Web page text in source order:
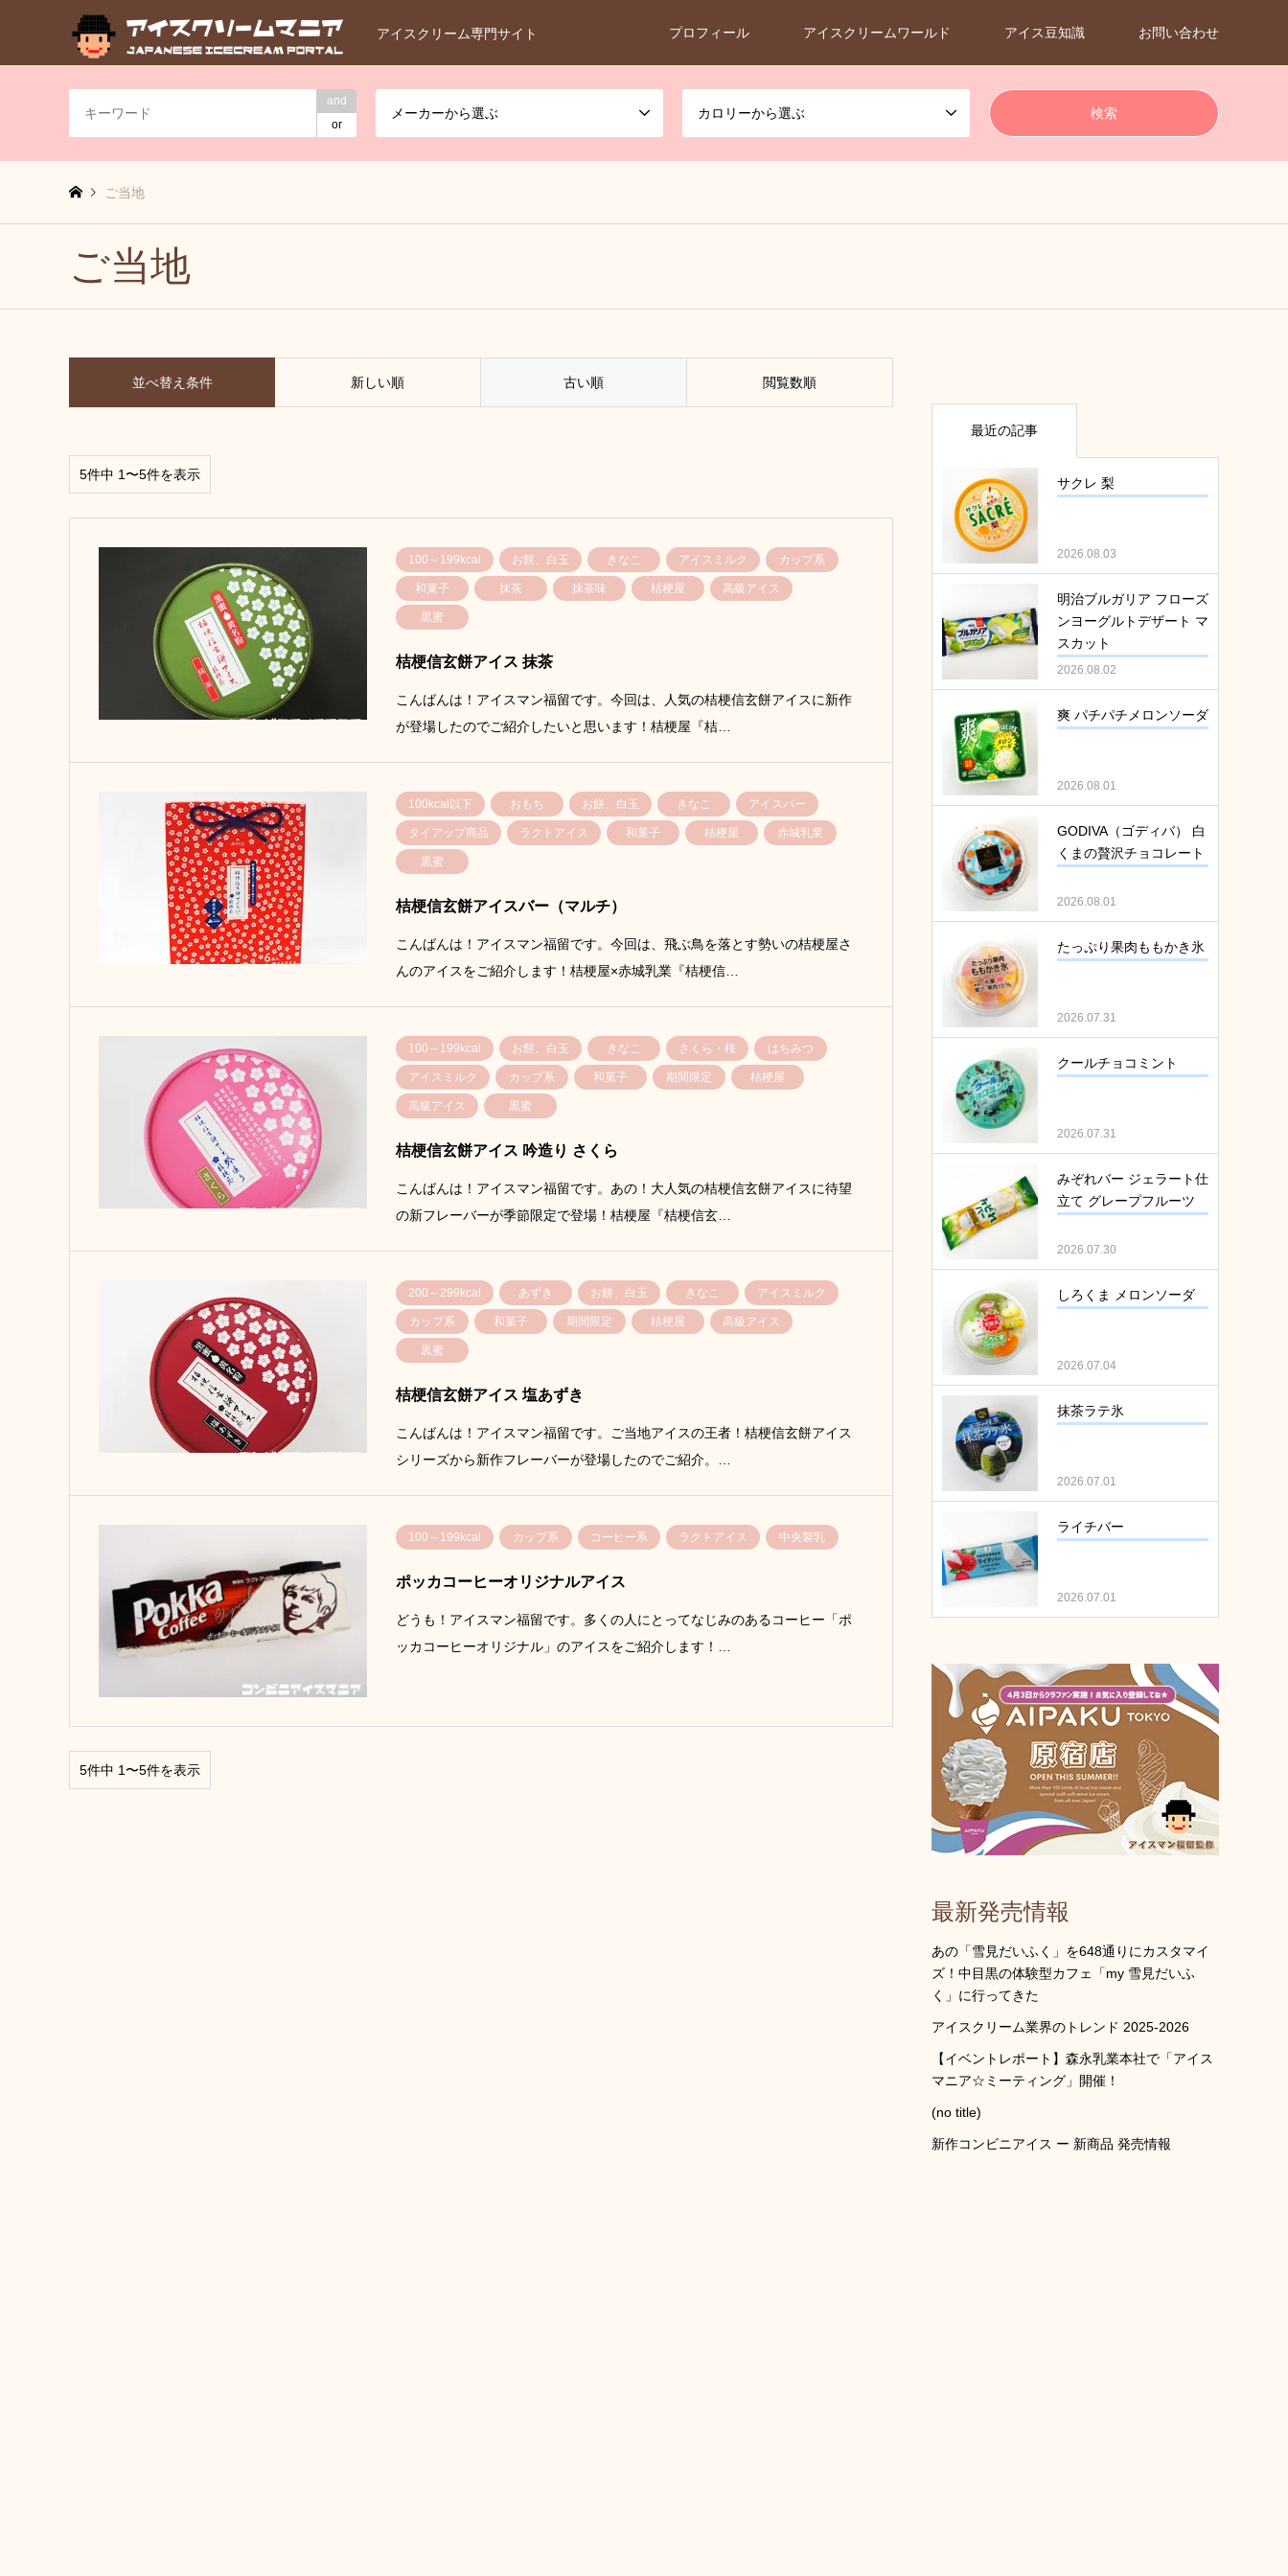
アイスクリーム専門サイト プロフィール アイスクリームワールド アイス豆知識 お問い合わせ
and
or
メーカーから選ぶ カロリーから選ぶ
ご当地
ご当地
並べ替え条件 新しい順 古い順 閲覧数順
5件中 1〜5件を表示
100～199kcal お餅、白玉 きなこ アイスミルク カップ系
和菓子 抹茶 抹茶味 桔梗屋 高級アイス
黒蜜
桔梗信玄餅アイス 抹茶
こんばんは！アイスマン福留です。今回は、人気の桔梗信玄餅アイスに新作
が登場したのでご紹介したいと思います！桔梗屋『桔…
100kcal以下 おもち お餅、白玉 きなこ アイスバー
タイアップ商品 ラクトアイス 和菓子 桔梗屋 赤城乳業
黒蜜
桔梗信玄餅アイスバー（マルチ）
こんばんは！アイスマン福留です。今回は、飛ぶ鳥を落とす勢いの桔梗屋さ
んのアイスをご紹介します！桔梗屋×赤城乳業『桔梗信…
100～199kcal お餅、白玉 きなこ さくら・桜 はちみつ
アイスミルク カップ系 和菓子 期間限定 桔梗屋
高級アイス 黒蜜
桔梗信玄餅アイス 吟造り さくら
こんばんは！アイスマン福留です。あの！大人気の桔梗信玄餅アイスに待望
の新フレーバーが季節限定で登場！桔梗屋『桔梗信玄…
200～299kcal あずき お餅、白玉 きなこ アイスミルク
カップ系 和菓子 期間限定 桔梗屋 高級アイス
黒蜜
桔梗信玄餅アイス 塩あずき
こんばんは！アイスマン福留です。ご当地アイスの王者！桔梗信玄餅アイス
シリーズから新作フレーバーが登場したのでご紹介。…
100～199kcal カップ系 コーヒー系 ラクトアイス 中央製乳
ポッカコーヒーオリジナルアイス
どうも！アイスマン福留です。多くの人にとってなじみのあるコーヒー「ポ
ッカコーヒーオリジナル」のアイスをご紹介します！…
5件中 1〜5件を表示
最近の記事
サクレ 梨
2026.08.03
明治ブルガリア フローズ
ンヨーグルトデザート マ
スカット
2026.08.02
爽 パチパチメロンソーダ
2026.08.01
GODIVA（ゴディバ） 白
くまの贅沢チョコレート
2026.08.01
たっぷり果肉ももかき氷
2026.07.31
クールチョコミント
2026.07.31
みぞれバー ジェラート仕
立て グレープフルーツ
2026.07.30
しろくま メロンソーダ
2026.07.04
抹茶ラテ氷
2026.07.01
ライチバー
2026.07.01
最新発売情報
あの「雪見だいふく」を648通りにカスタマイ
ズ！中目黒の体験型カフェ「my 雪見だいふ
く」に行ってきた
アイスクリーム業界のトレンド 2025-2026
【イベントレポート】森永乳業本社で「アイス
マニア☆ミーティング」開催！
(no title)
新作コンビニアイス ー 新商品 発売情報